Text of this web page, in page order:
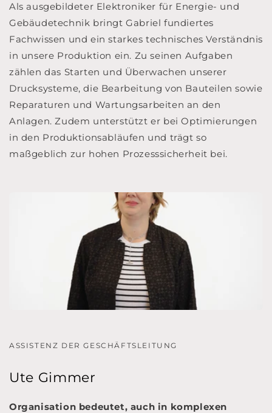
Als ausgebildeter Elektroniker für Energie- und
Gebäudetechnik bringt Gabriel fundiertes
Fachwissen und ein starkes technisches Verständnis
in unsere Produktion ein. Zu seinen Aufgaben
zählen das Starten und Überwachen unserer
Drucksysteme, die Bearbeitung von Bauteilen sowie
Reparaturen und Wartungsarbeiten an den
Anlagen. Zudem unterstützt er bei Optimierungen
in den Produktionsabläufen und trägt so
maßgeblich zur hohen Prozesssicherheit bei.
ASSISTENZ DER GESCHÄFTSLEITUNG
Ute Gimmer
Organisation bedeutet, auch in komplexen